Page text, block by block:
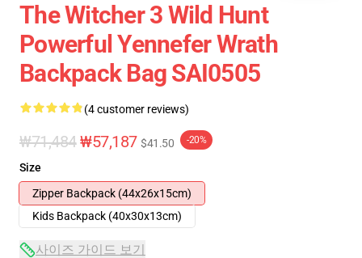
The Witcher 3 Wild Hunt
Powerful Yennefer Wrath
Backpack Bag SAI0505
(4 customer reviews)
₩71,484₩57,187 $41.50 -20%
Size
Zipper Backpack (44x26x15cm)
Kids Backpack (40x30x13cm)
사이즈 가이드 보기